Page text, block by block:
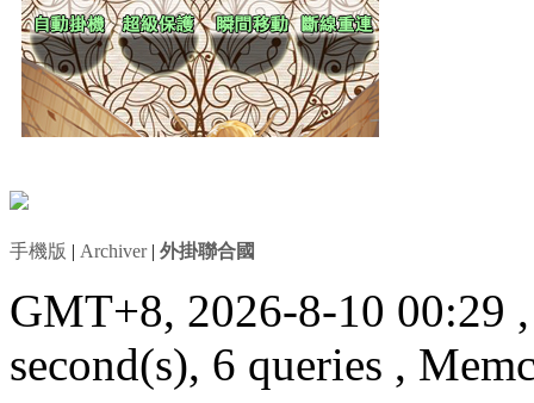
手機版 | Archiver| 外掛聯合國
GMT+8, 2026-8-10 00:29
second(s), 6 queries ,